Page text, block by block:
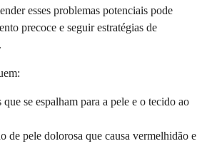
esses problemas potenciais pode
precoce e seguir estratégias de
se espalham para a pele e o tecido ao
de pele dolorosa que causa vermelhidão e